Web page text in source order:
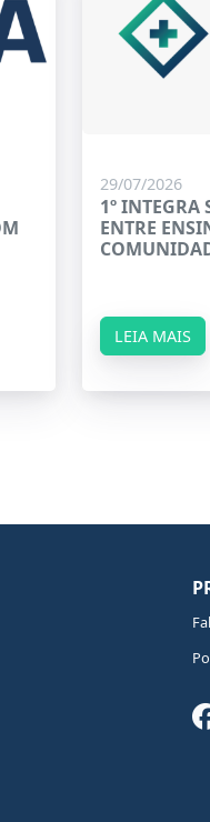
29/07/2026
1º INTEGRA
ENTRE
LEIA MAIS